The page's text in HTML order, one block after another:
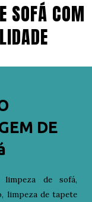
SOFÁ COM
DE
de sofá,
limpeza de tapete